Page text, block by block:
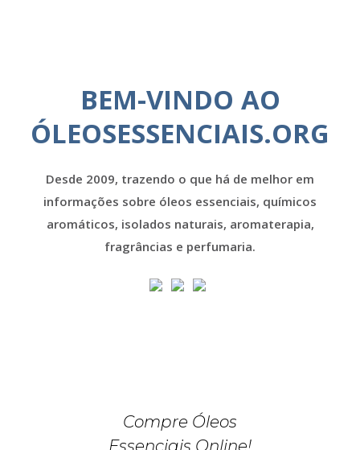
BEM-VINDO AO
ÓLEOSESSENCIAIS.ORG
Desde 2009, trazendo o que há de melhor em
informações sobre óleos essenciais, químicos
aromáticos, isolados naturais, aromaterapia,
fragrâncias e perfumaria.
Compre Óleos
Essenciais Online!